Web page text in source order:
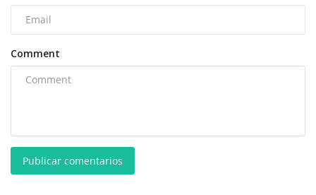
Comment
Publicar comentarios